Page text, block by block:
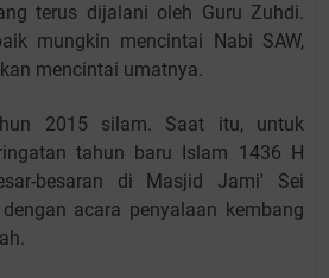
terus dijalani oleh Guru Zuhdi.
mungkin mencintai Nabi SAW,
mencintai umatnya.
2015 silam. Saat itu, untuk
tahun baru Islam 1436 H
besaran di Masjid Jami' Sei
acara penyalaan kembang